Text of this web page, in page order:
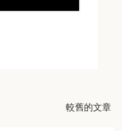
較舊的文章